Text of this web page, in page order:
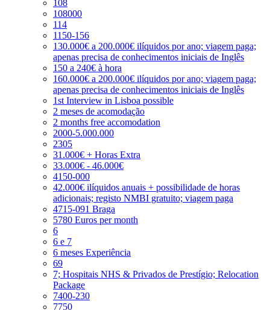
108
108000
114
1150-156
130.000€ a 200.000€ ilíquidos por ano; viagem paga;
apenas precisa de conhecimentos iniciais de Inglês
150 a 240€ à hora
160.000€ a 200.000€ ilíquidos por ano; viagem paga;
apenas precisa de conhecimentos iniciais de Inglês
1st Interview in Lisboa possible
2 meses de acomodação
2 months free accomodation
2000-5.000.000
2305
31.000€ + Horas Extra
33.000€ - 46.000€
4150-000
42.000€ ilíquidos anuais + possibilidade de horas
adicionais; registo NMBI gratuito; viagem paga
4715-091 Braga
5780 Euros per month
6
6 e 7
6 meses Experiência
69
7; Hospitais NHS & Privados de Prestígio; Relocation
Package
7400-230
7750